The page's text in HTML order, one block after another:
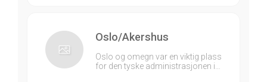
Oslo/Akershus
Oslo og omegn var en viktig plass
for den tyske administrasjonen i…